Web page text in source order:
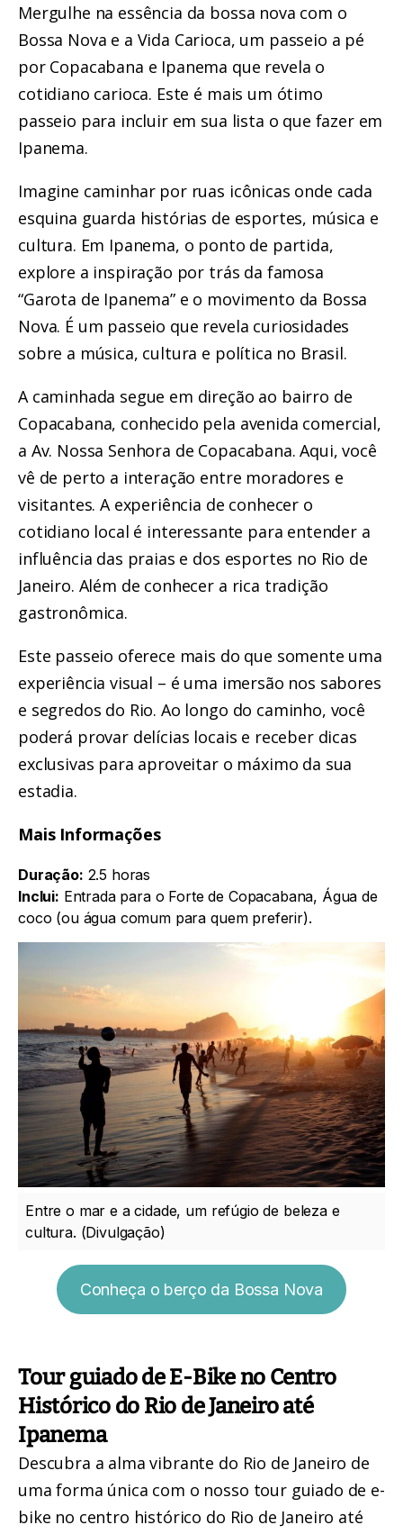
Mergulhe na essência da bossa nova com o
Bossa Nova e a Vida Carioca, um passeio a pé
por Copacabana e Ipanema que revela o
cotidiano carioca. Este é mais um ótimo
passeio para incluir em sua lista o que fazer em
Ipanema.
Imagine caminhar por ruas icônicas onde cada
esquina guarda histórias de esportes, música e
cultura. Em Ipanema, o ponto de partida,
explore a inspiração por trás da famosa
“Garota de Ipanema” e o movimento da Bossa
Nova. É um passeio que revela curiosidades
sobre a música, cultura e política no Brasil.
A caminhada segue em direção ao bairro de
Copacabana, conhecido pela avenida comercial,
a Av. Nossa Senhora de Copacabana. Aqui, você
vê de perto a interação entre moradores e
visitantes. A experiência de conhecer o
cotidiano local é interessante para entender a
influência das praias e dos esportes no Rio de
Janeiro. Além de conhecer a rica tradição
gastronômica.
Este passeio oferece mais do que somente uma
experiência visual – é uma imersão nos sabores
e segredos do Rio. Ao longo do caminho, você
poderá provar delícias locais e receber dicas
exclusivas para aproveitar o máximo da sua
estadia.
Mais Informações
Duração: 2.5 horas
Inclui: Entrada para o Forte de Copacabana, Água de
coco (ou água comum para quem preferir).
Entre o mar e a cidade, um refúgio de beleza e
cultura. (Divulgação)
Conheça o berço da Bossa Nova
Tour guiado de E-Bike no Centro
Histórico do Rio de Janeiro até
Ipanema
Descubra a alma vibrante do Rio de Janeiro de
uma forma única com o nosso tour guiado de e-
bike no centro histórico do Rio de Janeiro até